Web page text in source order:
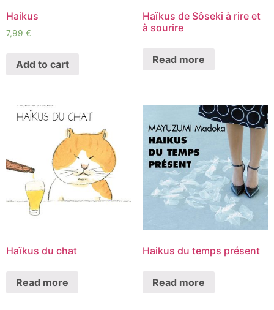
Haikus
7,99 €
Add to cart
Haïkus de Sôseki à rire et
à sourire
Read more
Haïkus du chat
Read more
Haikus du temps présent
Read more